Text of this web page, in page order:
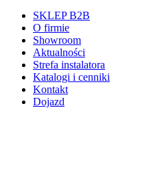
SKLEP B2B
O firmie
Showroom
Aktualności
Strefa instalatora
Katalogi i cenniki
Kontakt
Dojazd